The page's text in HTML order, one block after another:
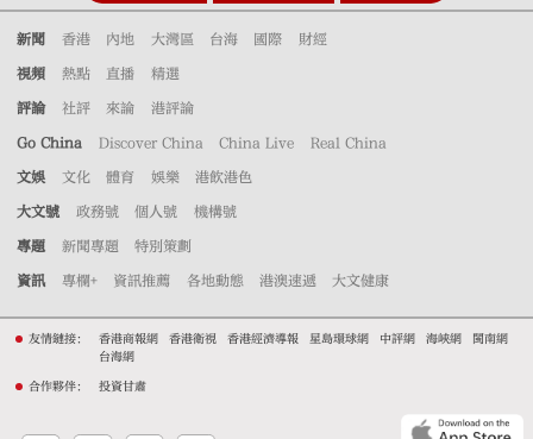
新聞 香港 內地 大灣區 台海 國際 財經
視頻 熱點 直播 精選
評論 社評 來論 港評論
Go China Discover China China Live Real China
文娛 文化 體育 娛樂 港飲港色
大文號 政務號 個人號 機構號
專題 新聞專題 特別策劃
資訊 專欄+ 資訊推薦 各地動態 港澳速遞 大文健康
友情鏈接： 香港商報網 香港衛視 香港經濟導報 星島環球網 中評網 海峽網
閩南網
台海網
合作夥伴： 投資甘肅